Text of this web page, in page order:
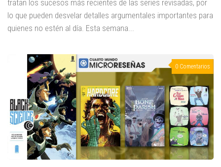
tratan los sucesos más recientes de las series revisadas, por
lo que pueden desvelar detalles argumentales importantes para
quienes no estén al día. Esta semana...
0 Comentarios